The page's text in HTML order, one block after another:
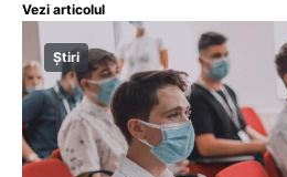
Vezi articolul
Știri